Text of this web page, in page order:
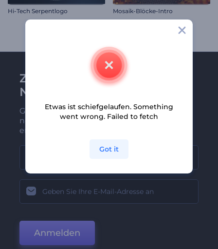
Hi-Tech Serpentlogo Mosaik-Blöcke-Intro
Zu Renderforest-
Newsletter anmelden
Gehören Sie zu den Ersten, die unsere
neuesten Nachrichten und Angebote
erhalten
Anmelden
Etwas ist schiefgelaufen. Something
went wrong. Failed to fetch
Got it